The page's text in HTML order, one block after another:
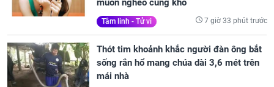
Tâm linh - Tử vi 7 giờ 33 phút trước
Thót tim khoảnh khắc người đàn ông bắt
sống rắn hổ mang chúa dài 3,6 mét trên
mái nhà